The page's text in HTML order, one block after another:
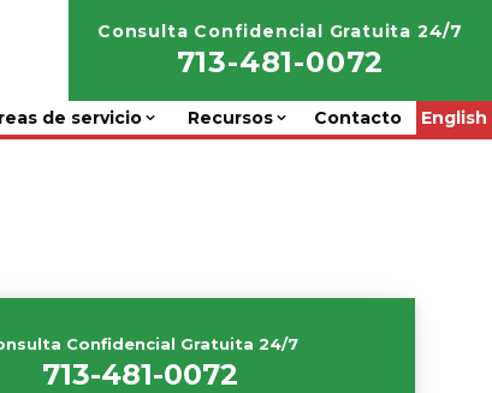
de servicio Recursos Contacto English
Consulta Confidencial Gratuita 24/7
713-481-0072
Confidencial Gratuita 24/7
713-481-0072